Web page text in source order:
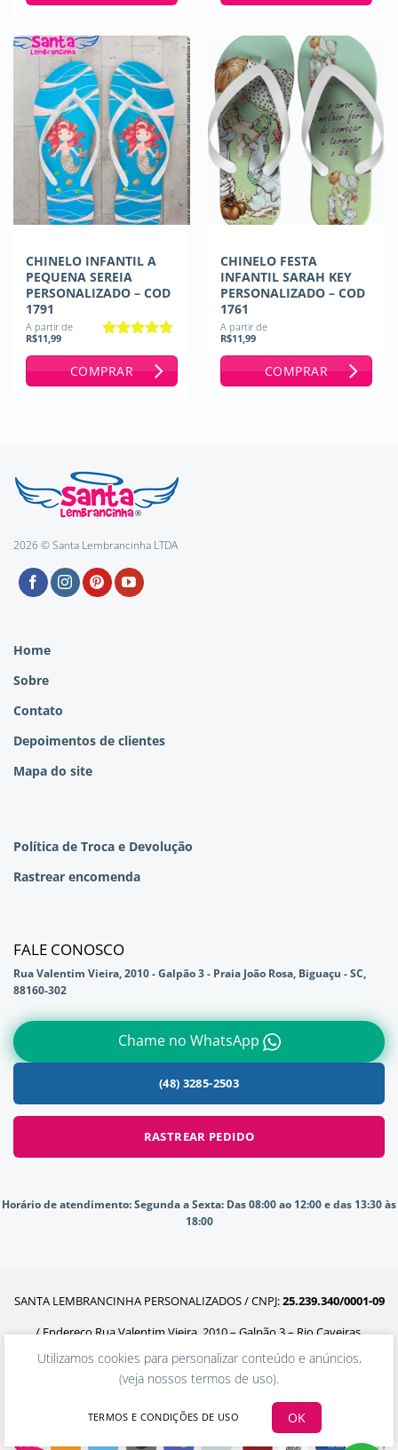
CHINELO INFANTIL A
PEQUENA SEREIA
PERSONALIZADO – COD
1791
A partir de
R$11,99
COMPRAR
CHINELO FESTA
INFANTIL SARAH KEY
PERSONALIZADO – COD
1761
A partir de
R$11,99
COMPRAR
2026 © Santa Lembrancinha LTDA
Home
Sobre
Contato
Depoimentos de clientes
Mapa do site
Política de Troca e Devolução
Rastrear encomenda
FALE CONOSCO
Rua Valentim Vieira, 2010 - Galpão 3 - Praia João Rosa, Biguaçu - SC,
88160-302
Chame no WhatsApp
(48) 3285-2503
RASTREAR PEDIDO
Horário de atendimento:Segunda a Sexta: Das 08:00 ao 12:00 e das 13:30 às
18:00
SANTA LEMBRANCINHA PERSONALIZADOS / CNPJ:25.239.340/0001-09
/ Endereço Rua Valentim Vieira, 2010 – Galpão 3 – Rio Caveiras,
Biguaçu – SC, 88160-302
Utilizamos cookies para personalizar conteúdo e anúncios,
(veja nossos termos de uso).
TERMOS E CONDIÇÕES DE USO OK